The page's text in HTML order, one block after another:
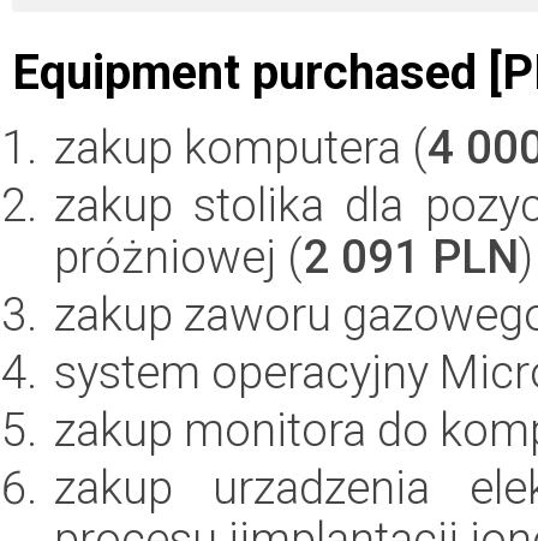
Equipment purchased
zakup komputera (4
zakup stolika dla
próżniowej (2 091 PLN)
zakup zaworu
system operacyjny
zakup monitora do
zakup urzadzenia